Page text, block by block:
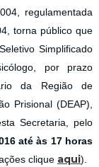
regulamentada
torna público que
Simplificado
por prazo
da Região de
Prisional (DEAP),
Secretaria, pelo
até às 17 horas
clique aqui).